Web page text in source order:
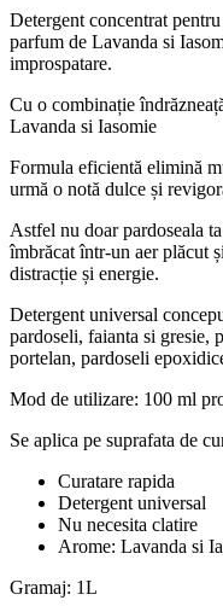
Detergent concentrat
parfum de Lavanda si
improspatare.
Cu o combinație
Lavanda si Iasomie
Formula eficientă elimină
urmă o notă dulce și
Astfel nu doar pardoseala
îmbrăcat într-un aer plăcut
distracție și energie.
Detergent universal
pardoseli, faianta si gresie,
portelan, pardoseli
Mod de utilizare: 100 ml
Se aplica pe suprafata de
Curatare rapida
Detergent universal
Nu necesita clatire
Arome: Lavanda si
Gramaj: 1L